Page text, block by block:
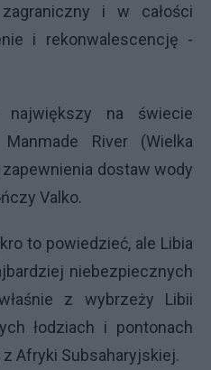
i w całości
i rekonwalescencję -
największy na świecie
River (Wielka
dostaw wody
Valko.
to powiedzieć, ale Libia
niebezpiecznych
z wybrzeży Libii
łodziach i pontonach
Afryki Subsaharyjskiej.